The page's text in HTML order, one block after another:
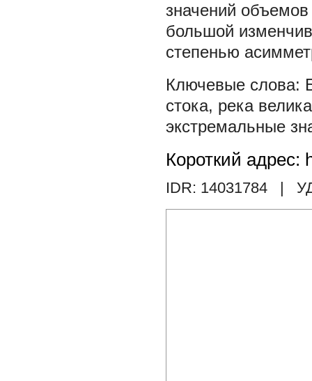
значений
большой
степенью
стока, река
экстремальные
Короткий адрес:
IDR: 14031784 |